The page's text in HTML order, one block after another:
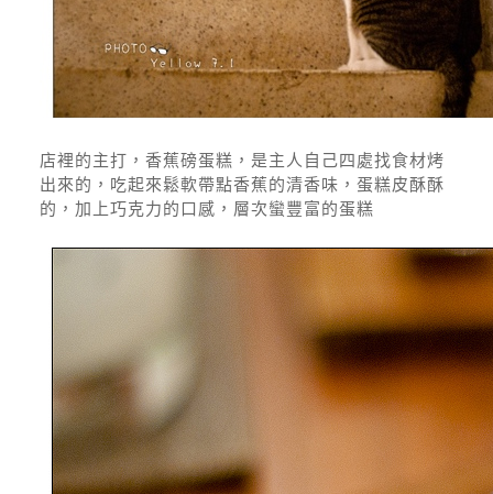
店裡的主打，香蕉磅蛋糕，是主人自己四處找食材烤
出來的，吃起來鬆軟帶點香蕉的清香味，蛋糕皮酥酥
的，加上巧克力的口感，層次蠻豐富的蛋糕